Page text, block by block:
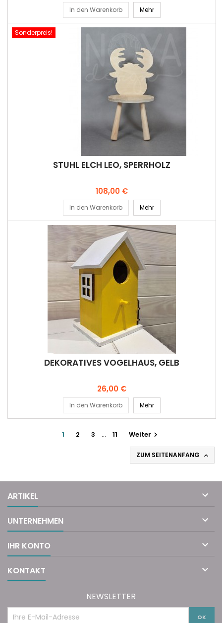
In den Warenkorb Mehr
Sonderpreis!
STUHL ELCH LEO, SPERRHOLZ
Preis
108,00 €
In den Warenkorb Mehr
DEKORATIVES VOGELHAUS, GELB
Preis
26,00 €
In den Warenkorb Mehr
1 2 3 … 11 Weiter 
ZUM SEITENANFANG 
ARTIKEL 
UNTERNEHMEN 
IHR KONTO 
KONTAKT 
NEWSLETTER